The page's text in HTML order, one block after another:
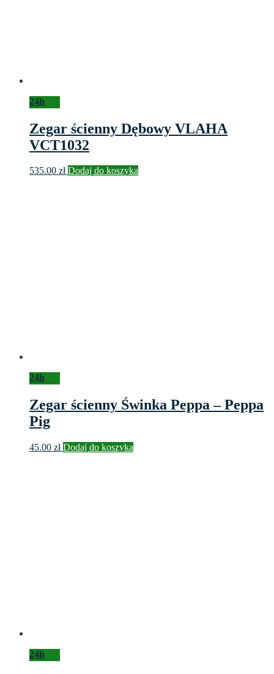
24h
Zegar ścienny Dębowy VLAHA
VCT1032
535.00 zł Dodaj do koszyka
24h
Zegar ścienny Świnka Peppa – Peppa
Pig
45.00 zł Dodaj do koszyka
24h